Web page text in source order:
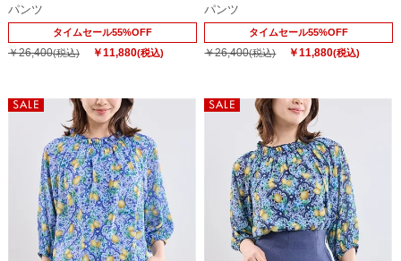
パンツ
タイムセール55%OFF
￥26,400(税込) ￥11,880(税込)
パンツ
タイムセール55%OFF
￥26,400(税込) ￥11,880(税込)